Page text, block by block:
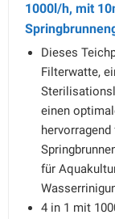
1000l/h, mit
Dieses
Filterwatte,
einen
für
4 in 1 mit